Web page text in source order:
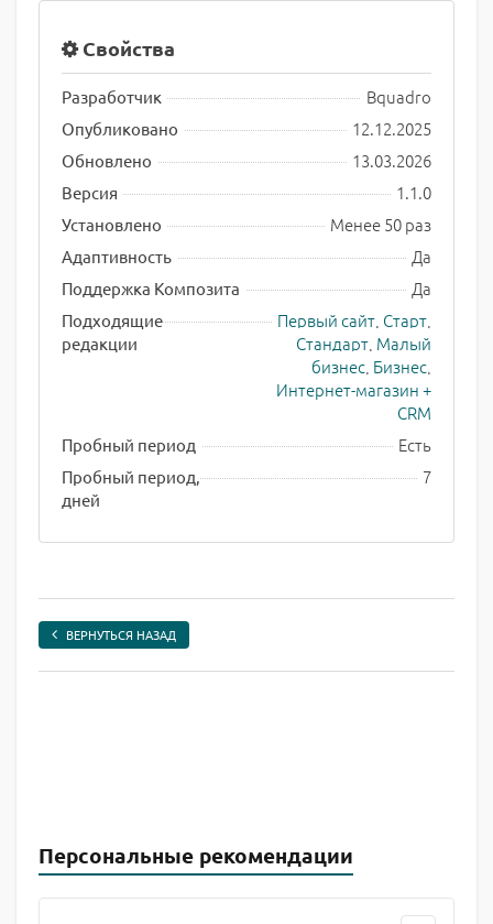
Свойства
Разработчик Bquadro
Опубликовано 12.12.2025
Обновлено 13.03.2026
Версия 1.1.0
Установлено Менее 50 раз
Адаптивность Да
Поддержка Композита Да
Подходящие
редакции
Первый сайт, Старт,
Стандарт, Малый
бизнес, Бизнес,
Интернет-магазин +
CRM
Пробный период Есть
Пробный период,
дней
7
ВЕРНУТЬСЯ НАЗАД
Персональные рекомендации